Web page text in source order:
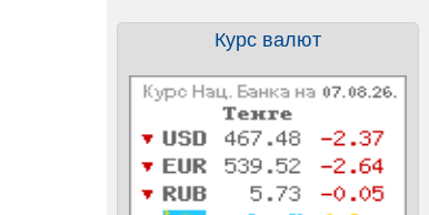
Курс валют